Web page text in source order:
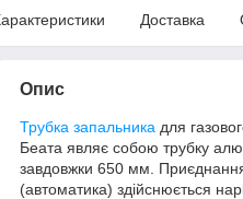
Доставка
Опис
Трубка запальника для
Беата являє собою трубку
завдовжки 650 мм.
(автоматика) здійснюється